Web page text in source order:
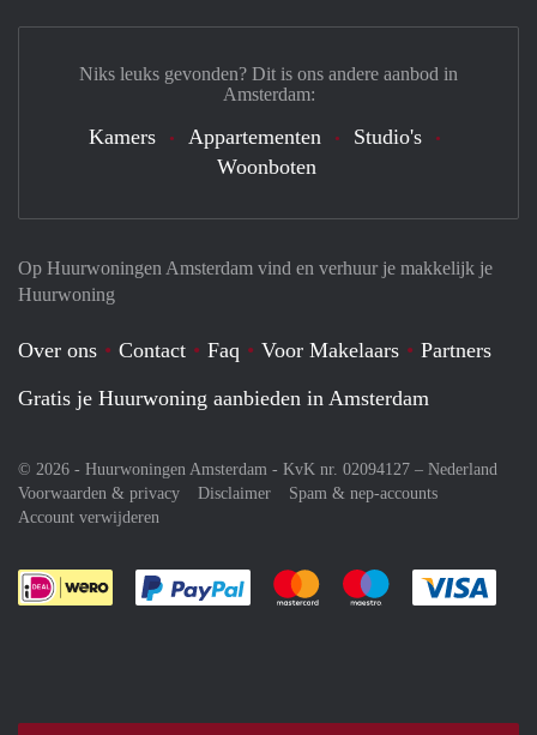
Op Huurwoningen Amsterdam vind en verhuur je makkelijk je
Huurwoning
Over ons Contact Faq Voor Makelaars
Partners
Gratis je Huurwoning aanbieden in Amsterdam
© 2026 - Huurwoningen Amsterdam - KvK nr. 02094127 – Nederland
Voorwaarden & privacy
Disclaimer
Spam & nep-accounts
Account verwijderen
Je rekent gemakkelijk af met Paypal
Je rekent gemakkelijk af met
Je rekent
Niks leuks gevonden? Dit is ons andere aanbod in
Amsterdam:
Kamers Appartementen
Studio's
Woonboten